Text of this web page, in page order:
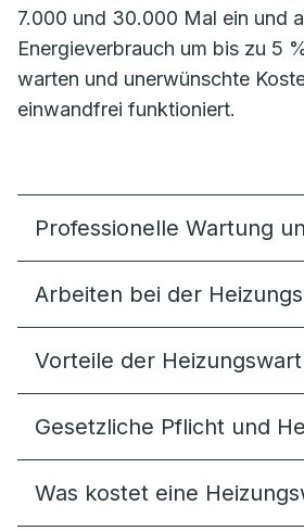
7.000 und 30.000 Mal ein und
Energieverbrauch um bis zu 5
warten und unerwünschte
einwandfrei funktioniert.
Professionelle Wartung
Arbeiten bei der
Vorteile der
Gesetzliche Pflicht und
Was kostet eine